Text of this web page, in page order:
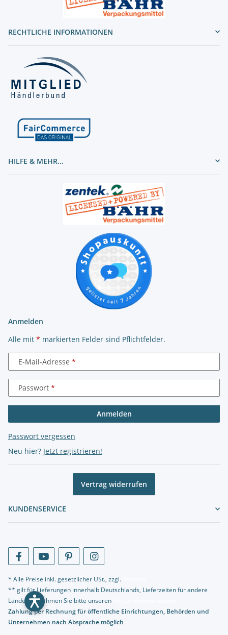
RECHTLICHE INFORMATIONEN
HILFE & MEHR...
Anmelden
Alle mit * markierten Felder sind Pflichtfelder.
E-Mail-Adresse
Passwort
Anmelden
Passwort vergessen
Neu hier? Jetzt registrieren!
Vertrag widerrufen
KUNDENSERVICE
* Alle Preise inkl. gesetzlicher USt., zzgl.
** gilt für Lieferungen innerhalb Deutschlands, Lieferzeiten für andere
Länder entnehmen Sie bitte unseren
Zahlung per Rechnung für öffentliche Einrichtungen, Behörden und
Unternehmen nach Absprache möglich